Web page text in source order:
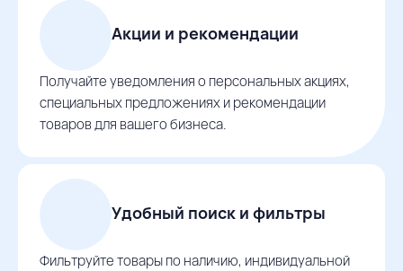
Акции и рекомендации
Получайте уведомления о персональных акциях,
специальных предложениях и рекомендации
товаров для вашего бизнеса.
Удобный поиск и фильтры
Фильтруйте товары по наличию, индивидуальной